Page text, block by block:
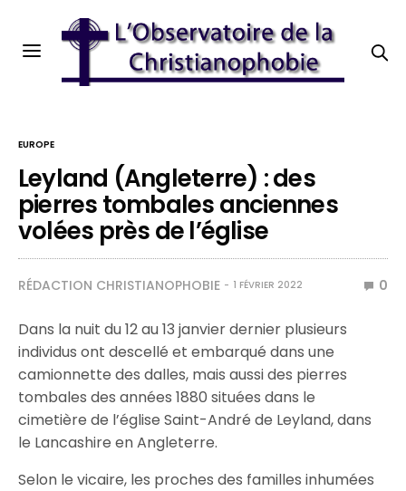
EUROPE
Leyland (Angleterre) : des
pierres tombales anciennes
volées près de l’église
RÉDACTION CHRISTIANOPHOBIE 1 FÉVRIER 2022 0
Dans la nuit du 12 au 13 janvier dernier plusieurs
individus ont descellé et embarqué dans une
camionnette des dalles, mais aussi des pierres
tombales des années 1880 situées dans le
cimetière de l’église Saint-André de Leyland, dans
le Lancashire en Angleterre.
Selon le vicaire, les proches des familles inhumées